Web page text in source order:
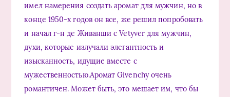
имел намерения создать аромат для мужчин, но в
конце 1950-х годов он все, же решил попробовать
и начал г-н де Живанши с Vetyver для мужчин,
духи, которые излучали элегантность и
изысканность, идущие вместе с
мужественностью.Аромат Givenchy очень
романтичен. Может быть, это мешает им, что бы